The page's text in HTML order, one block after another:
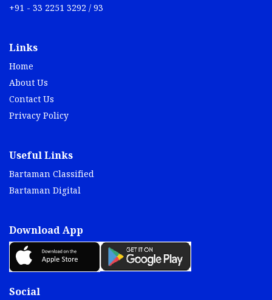
+91 - 33 2251 3292 / 93
Links
Home
About Us
Contact Us
Privacy Policy
Useful Links
Bartaman Classified
Bartaman Digital
Download App
Social